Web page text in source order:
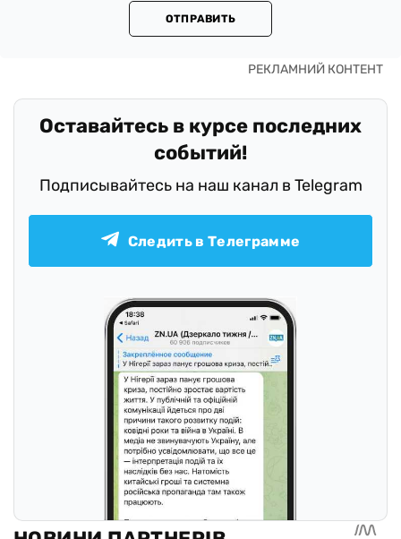
ОТПРАВИТЬ
Оставайтесь в курсе последних
событий!
Подписывайтесь на наш канал в Telegram
Следить в Телеграмме